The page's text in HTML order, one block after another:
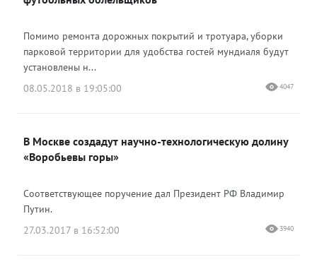
Помимо ремонта дорожных покрытий и тротуара, уборки
парковой территории для удобства гостей мундиаля будут
установлены н...
08.05.2018 в 19:05:00
4047
В Москве создадут научно-технологическую долину
«Воробьевы горы»
Соответствующее поручение дал Президент РФ Владимир
Путин.
27.03.2017 в 16:52:00
3940